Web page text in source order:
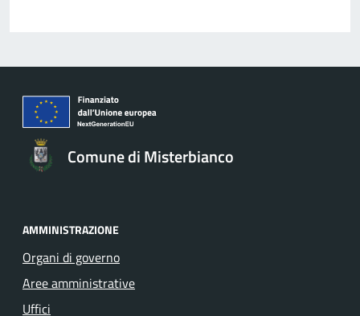
Comune di Misterbianco
AMMINISTRAZIONE
Organi di governo
Aree amministrative
Uffici